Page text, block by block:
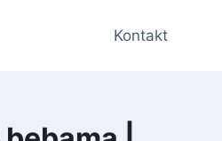
Kontakt